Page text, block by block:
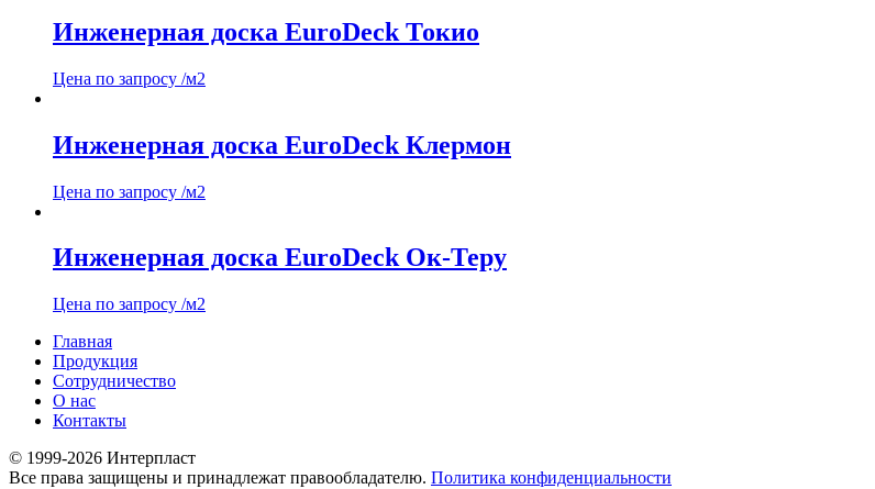
Инженерная доска EuroDeck Токио
Цена по запросу /м2
Инженерная доска EuroDeck Клермон
Цена по запросу /м2
Инженерная доска EuroDeck Ок-Теру
Цена по запросу /м2
Главная
Продукция
Сотрудничество
О нас
Контакты
© 1999-2026 Интерпласт
Все права защищены и принадлежат правообладателю. Политика конфиденциальности